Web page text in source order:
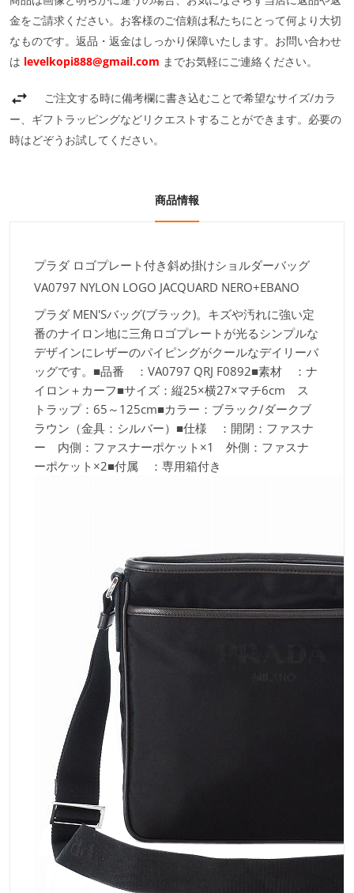
金をご請求ください。お客様のご信頼は私たちにとって何より大切
なものです。返品・返金はしっかり保障いたします。お問い合わせ
は levelkopi888@gmail.com までお気軽にご連絡ください。
ご注文する時に備考欄に書き込むことで希望なサイズ/カラ
ー、ギフトラッピングなどリクエストすることができます。必要の
時はどぞうお試してください。
商品情報
プラダ ロゴプレート付き斜め掛けショルダーバッグ
VA0797 NYLON LOGO JACQUARD NERO+EBANO
プラダ MEN'Sバッグ(ブラック)。キズや汚れに強い定
番のナイロン地に三角ロゴプレートが光るシンプルな
デザインにレザーのパイピングがクールなデイリーバ
ッグです。■品番 ：VA0797 QRJ F0892■素材 ：ナ
イロン＋カーフ■サイズ：縦25×横27×マチ6cm ス
トラップ：65～125cm■カラー：ブラック/ダークブ
ラウン（金具：シルバー）■仕様 ：開閉：ファスナ
ー 内側：ファスナーポケット×1 外側：ファスナ
ーポケット×2■付属 ：専用箱付き